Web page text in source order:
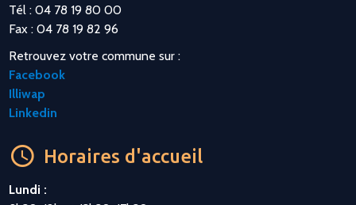
Tél : 04 78 19 80 00
Fax : 04 78 19 82 96
Retrouvez votre commune sur :
Facebook
Illiwap
Linkedin
Horaires d'accueil
Lundi :